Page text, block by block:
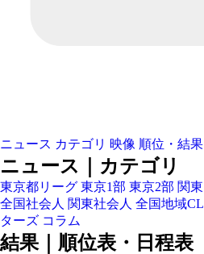
ニュース カテゴリ 映像 順位・結果
ニュース｜カテゴリ
東京都リーグ 東京1部 東京2部 関東
全国社会人 関東社会人 全国地域CL
ターズ コラム
結果｜順位表・日程表